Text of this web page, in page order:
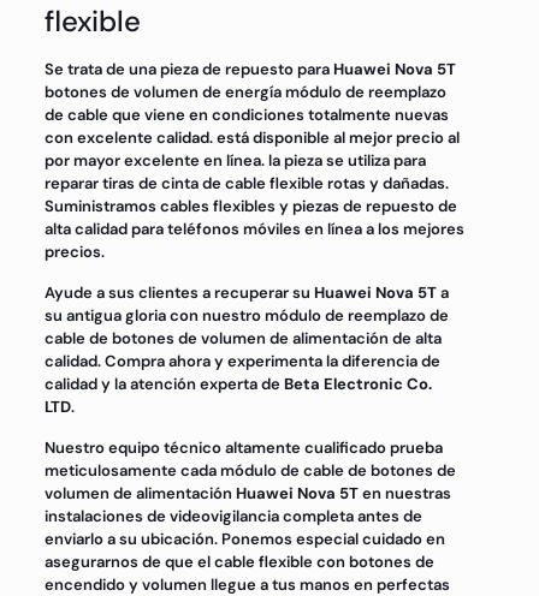
flexible
Se trata de una pieza de repuesto paraHuawei Nova 5T
botones de volumen de energía módulo de reemplazo
de cable que viene en condiciones totalmente nuevas
con excelente calidad. está disponible al mejor precio al
por mayor excelente en línea. la pieza se utiliza para
reparar tiras de cinta de cable flexible rotas y dañadas.
Suministramos cables flexibles y piezas de repuesto de
alta calidad para teléfonos móviles en línea a los mejores
precios.
Ayude a sus clientes a recuperar su Huawei Nova 5Ta
su antigua gloria con nuestro módulo de reemplazo de
cable de botones de volumen de alimentación de alta
calidad. Compra ahora y experimenta la diferencia de
calidad y la atención experta deBeta Electronic Co.
LTD.
Nuestro equipo técnico altamente cualificado prueba
meticulosamente cada módulo de cable de botones de
volumen de alimentación Huawei Nova 5Ten nuestras
instalaciones de videovigilancia completa antes de
enviarlo a su ubicación. Ponemos especial cuidado en
asegurarnos de que el cable flexible con botones de
encendido y volumen llegue a tus manos en perfectas